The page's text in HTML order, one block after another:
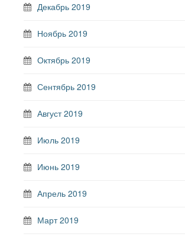
Декабрь 2019
Ноябрь 2019
Октябрь 2019
Сентябрь 2019
Август 2019
Июль 2019
Июнь 2019
Апрель 2019
Март 2019